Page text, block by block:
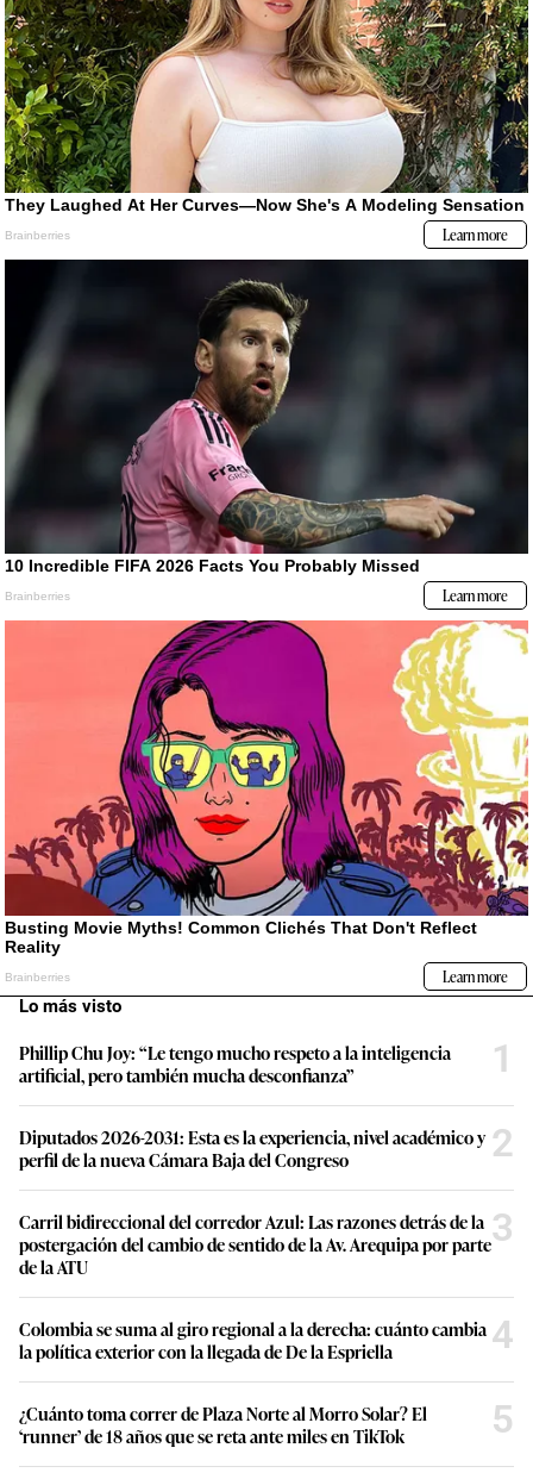
Lo más visto
Phillip Chu Joy: “Le tengo mucho respeto a la inteligencia
artificial, pero también mucha desconfianza”
1
Diputados 2026-2031: Esta es la experiencia, nivel académico y
perfil de la nueva Cámara Baja del Congreso
2
Carril bidireccional del corredor Azul: Las razones detrás de la
postergación del cambio de sentido de la Av. Arequipa por parte
de la ATU
3
Colombia se suma al giro regional a la derecha: cuánto cambia
la política exterior con la llegada de De la Espriella
4
¿Cuánto toma correr de Plaza Norte al Morro Solar? El
‘runner’ de 18 años que se reta ante miles en TikTok
5